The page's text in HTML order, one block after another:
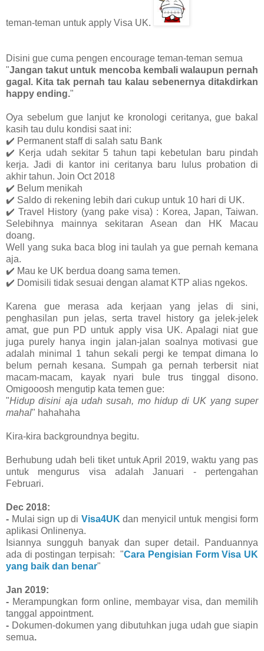
teman-teman untuk apply Visa UK.
Disini gue cuma pengen encourage teman-teman semua
"Jangan takut untuk mencoba kembali walaupun pernah
gagal. Kita tak pernah tau kalau sebenernya ditakdirkan
happy ending."
Oya sebelum gue lanjut ke kronologi ceritanya, gue bakal
kasih tau dulu kondisi saat ini:
✔️ Permanent staff di salah satu Bank
✔️ Kerja udah sekitar 5 tahun tapi kebetulan baru pindah
kerja. Jadi di kantor ini ceritanya baru lulus probation di
akhir tahun. Join Oct 2018
✔️ Belum menikah
✔️ Saldo di rekening lebih dari cukup untuk 10 hari di UK.
✔️ Travel History (yang pake visa) : Korea, Japan, Taiwan.
Selebihnya mainnya sekitaran Asean dan HK Macau
doang.
Well yang suka baca blog ini taulah ya gue pernah kemana
aja.
✔️ Mau ke UK berdua doang sama temen.
✔️ Domisili tidak sesuai dengan alamat KTP alias ngekos.
Karena gue merasa ada kerjaan yang jelas di sini,
penghasilan pun jelas, serta travel history ga jelek-jelek
amat, gue pun PD untuk apply visa UK. Apalagi niat gue
juga purely hanya ingin jalan-jalan soalnya motivasi gue
adalah minimal 1 tahun sekali pergi ke tempat dimana lo
belum pernah kesana. Sumpah ga pernah terbersit niat
macam-macam, kayak nyari bule trus tinggal disono.
Omigooosh mengutip kata temen gue:
"Hidup disini aja udah susah, mo hidup di UK yang super
mahal" hahahaha
Kira-kira backgroundnya begitu.
Berhubung udah beli tiket untuk April 2019, waktu yang pas
untuk mengurus visa adalah Januari - pertengahan
Februari.
Dec 2018:
- Mulai sign up di Visa4UK dan menyicil untuk mengisi form
aplikasi Onlinenya.
Isiannya sungguh banyak dan super detail. Panduannya
ada di postingan terpisah: "Cara Pengisian Form Visa UK
yang baik dan benar"
Jan 2019:
- Merampungkan form online, membayar visa, dan memilih
tanggal appointment.
- Dokumen-dokumen yang dibutuhkan juga udah gue siapin
semua.